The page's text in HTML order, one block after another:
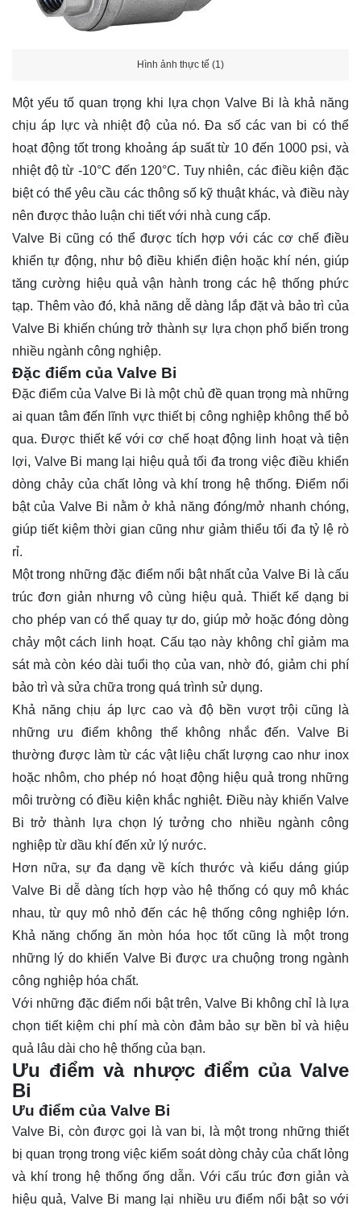
Hình ảnh thực tế (1)
Một yếu tố quan trọng khi lựa chọn Valve Bi là khả năng
chịu áp lực và nhiệt độ của nó. Đa số các van bi có thể
hoạt động tốt trong khoảng áp suất từ 10 đến 1000 psi, và
nhiệt độ từ -10°C đến 120°C. Tuy nhiên, các điều kiện đặc
biệt có thể yêu cầu các thông số kỹ thuật khác, và điều này
nên được thảo luận chi tiết với nhà cung cấp.
Valve Bi cũng có thể được tích hợp với các cơ chế điều
khiển tự động, như bộ điều khiển điện hoặc khí nén, giúp
tăng cường hiệu quả vận hành trong các hệ thống phức
tạp. Thêm vào đó, khả năng dễ dàng lắp đặt và bảo trì của
Valve Bi khiến chúng trở thành sự lựa chọn phổ biến trong
nhiều ngành công nghiệp.
Đặc điểm của Valve Bi
Đặc điểm của Valve Bi là một chủ đề quan trọng mà những
ai quan tâm đến lĩnh vực thiết bị công nghiệp không thể bỏ
qua. Được thiết kế với cơ chế hoạt động linh hoạt và tiện
lợi, Valve Bi mang lại hiệu quả tối đa trong việc điều khiển
dòng chảy của chất lỏng và khí trong hệ thống. Điểm nổi
bật của Valve Bi nằm ở khả năng đóng/mở nhanh chóng,
giúp tiết kiệm thời gian cũng như giảm thiểu tối đa tỷ lệ rò
rỉ.
Một trong những đặc điểm nổi bật nhất của Valve Bi là cấu
trúc đơn giản nhưng vô cùng hiệu quả. Thiết kế dạng bi
cho phép van có thể quay tự do, giúp mở hoặc đóng dòng
chảy một cách linh hoạt. Cấu tạo này không chỉ giảm ma
sát mà còn kéo dài tuổi thọ của van, nhờ đó, giảm chi phí
bảo trì và sửa chữa trong quá trình sử dụng.
Khả năng chịu áp lực cao và độ bền vượt trội cũng là
những ưu điểm không thể không nhắc đến. Valve Bi
thường được làm từ các vật liệu chất lượng cao như inox
hoặc nhôm, cho phép nó hoạt động hiệu quả trong những
môi trường có điều kiện khắc nghiệt. Điều này khiến Valve
Bi trở thành lựa chọn lý tưởng cho nhiều ngành công
nghiệp từ dầu khí đến xử lý nước.
Hơn nữa, sự đa dạng về kích thước và kiểu dáng giúp
Valve Bi dễ dàng tích hợp vào hệ thống có quy mô khác
nhau, từ quy mô nhỏ đến các hệ thống công nghiệp lớn.
Khả năng chống ăn mòn hóa học tốt cũng là một trong
những lý do khiến Valve Bi được ưa chuộng trong ngành
công nghiệp hóa chất.
Với những đặc điểm nổi bật trên, Valve Bi không chỉ là lựa
chọn tiết kiệm chi phí mà còn đảm bảo sự bền bỉ và hiệu
quả lâu dài cho hệ thống của bạn.
Ưu điểm và nhược điểm của Valve
Bi
Ưu điểm của Valve Bi
Valve Bi, còn được gọi là van bi, là một trong những thiết
bị quan trọng trong việc kiểm soát dòng chảy của chất lỏng
và khí trong hệ thống ống dẫn. Với cấu trúc đơn giản và
hiệu quả, Valve Bi mang lại nhiều ưu điểm nổi bật so với